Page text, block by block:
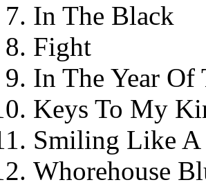
In The Black
Fight
In The Year Of
Keys To My
Smiling Like
Whorehouse